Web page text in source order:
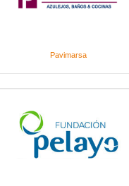
Pavimarsa